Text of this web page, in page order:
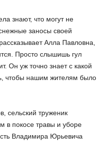
знают, что могут не
заносы своей
Алла Павловна,
Просто слышишь гул
Он уж точно знает с какой
чтобы нашим жителям было
сельский труженик
в покосе травы и уборе
Владимира Юрьевича